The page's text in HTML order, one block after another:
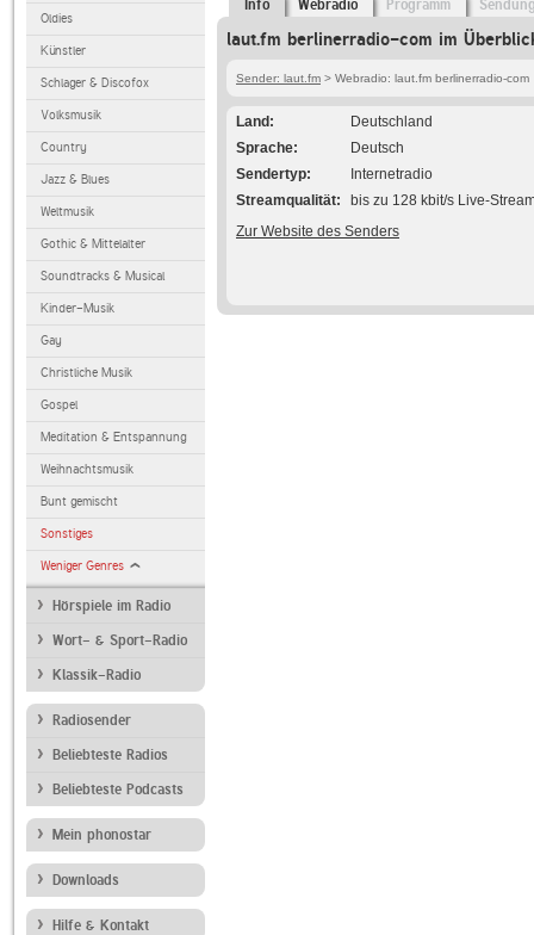
Oldies
Künstler
Schlager & Discofox
Volksmusik
Country
Jazz & Blues
Weltmusik
Gothic & Mittelalter
Soundtracks & Musical
Kinder-Musik
Gay
Christliche Musik
Gospel
Meditation & Entspannung
Weihnachtsmusik
Bunt gemischt
Sonstiges
Weniger Genres
Hörspiele im Radio
Wort- & Sport-Radio
Klassik-Radio
Radiosender
Beliebteste Radios
Beliebteste Podcasts
Mein phonostar
Downloads
Hilfe & Kontakt
Info Webradio Programm
laut.fm berlinerradio-com im
Sender: laut.fm > Webradio: laut.fm berlinerradio-com
Land
Deutschland
Sprache
Deutsch
Sendertyp
Internetradio
Streamqualität
bis zu 128 kbit/s Live-
Zur Website des Senders